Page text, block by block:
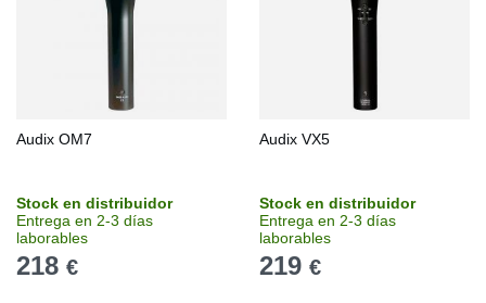
Audix OM7
Stock en distribuidor
Entrega en 2-3 días
laborables
218 €
Audix VX5
Stock en distribuidor
Entrega en 2-3 días
laborables
219 €